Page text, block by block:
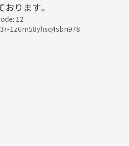
おります。
12
1z6m58yhsq4sbn978